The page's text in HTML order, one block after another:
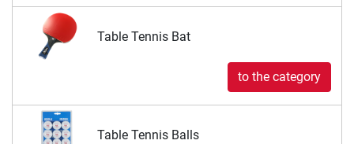
Table Tennis Bat
to the category
Table Tennis Balls